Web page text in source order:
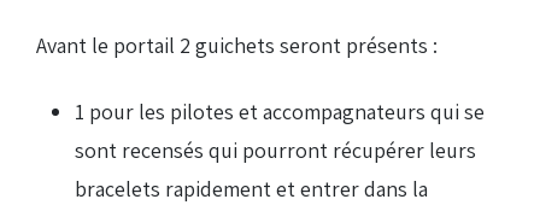
Avant le portail 2 guichets seront présents :
1 pour les pilotes et accompagnateurs qui se
sont recensés qui pourront récupérer leurs
bracelets rapidement et entrer dans la
Equipements Vidéo